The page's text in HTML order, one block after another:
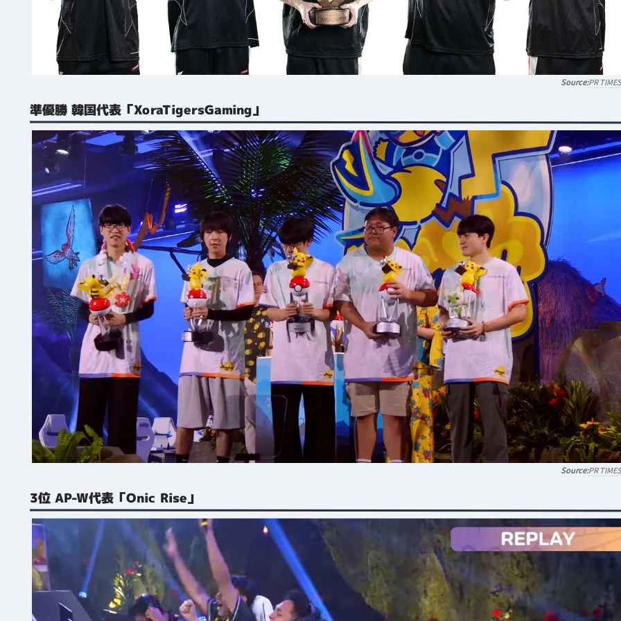
PR TIMES
準優勝 韓国代表「XoraTigersGaming」
PR TIMES
3位 AP-W代表「Onic Rise」